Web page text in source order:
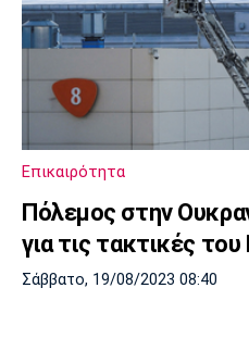
Επικαιρότητα
Πόλεμος στην
για τις τακτικές του
Σάββατο, 19/08/2023 08:40